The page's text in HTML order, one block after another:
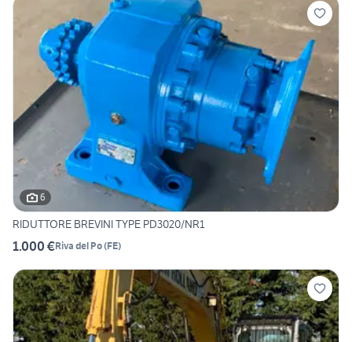
6
RIDUTTORE BREVINI TYPE PD3020/NR1
1.000 €Riva del Po(FE)